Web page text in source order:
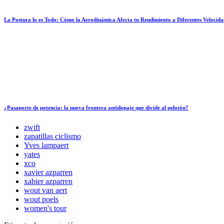
La Postura lo es Todo: Cómo la Aerodinámica Afecta tu Rendimiento a Diferentes
¿Pasaporte de potencia: la nueva frontera antidopaje que divide al pelotón?
zwift
zapatillas ciclismo
Yves lampaert
yates
xco
xavier azparren
xabier azparren
wout van aert
wout poels
women's tour